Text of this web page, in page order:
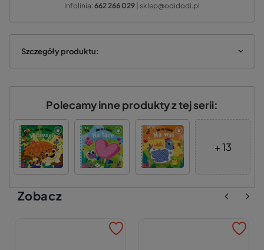
Infolinia: 662 266 029 | sklep@odidodi.pl
Szczegóły produktu:
Polecamy inne produkty z tej serii:
+ 13
Zobacz